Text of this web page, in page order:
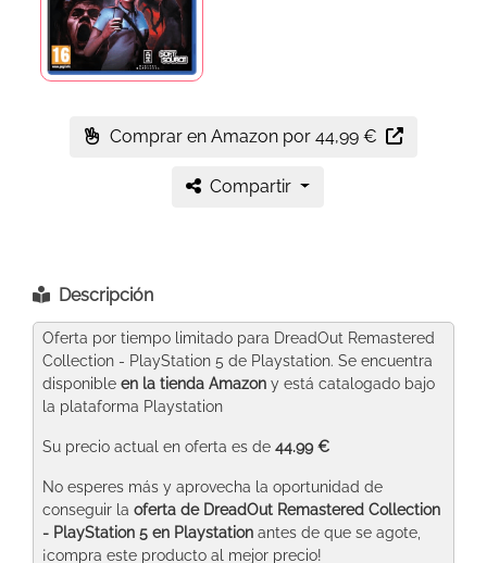
Comprar en Amazon por 44,99 €
Compartir
Descripción
Oferta por tiempo limitado para DreadOut Remastered
Collection - PlayStation 5 de Playstation. Se encuentra
disponible en la tienda Amazon y está catalogado bajo
la plataforma Playstation
Su precio actual en oferta es de 44.99 €
No esperes más y aprovecha la oportunidad de
conseguir la oferta de DreadOut Remastered Collection
- PlayStation 5 en Playstation antes de que se agote,
¡compra este producto al mejor precio!